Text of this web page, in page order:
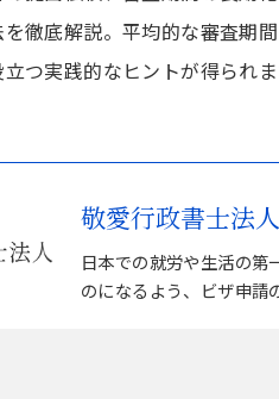
徹底解説。平均的な審査期
つ実践的なヒントが得られま
敬愛行政書士法人
日本での就労や生活の第
のになるよう、ビザ申請